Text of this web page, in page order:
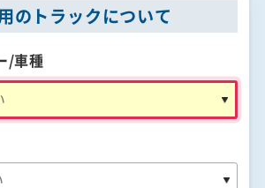
のトラックについて
/車種